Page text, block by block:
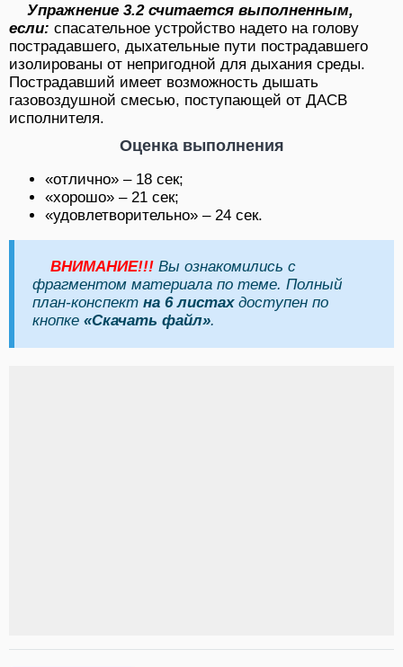
Упражнение 3.2 считается выполненным,
если: спасательное устройство надето на голову
пострадавшего, дыхательные пути пострадавшего
изолированы от непригодной для дыхания среды.
Пострадавший имеет возможность дышать
газовоздушной смесью, поступающей от ДАСВ
исполнителя.
Оценка выполнения
«отлично» – 18 сек;
«хорошо» – 21 сек;
«удовлетворительно» – 24 сек.
ВНИМАНИЕ!!! Вы ознакомились с
фрагментом материала по теме. Полный
план-конспект на 6 листахдоступен по
кнопке «Скачать файл».